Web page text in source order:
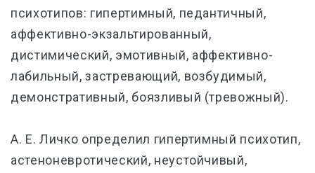
психотипов: гипертимный, педантичный,
аффективно-экзальтированный,
дистимический, эмотивный, аффективно-
лабильный, застревающий, возбудимый,
демонстративный, боязливый (тревожный).
А. Е. Личко определил гипертимный психотип,
астеноневротический, неустойчивый,